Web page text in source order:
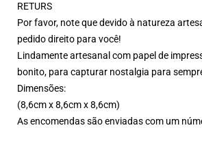
RETURS
Por favor, note que devido à natureza
pedido direito para você!
Lindamente artesanal com papel de
bonito, para capturar nostalgia para
Dimensões:
(8,6cm x 8,6cm x 8,6cm)
As encomendas são enviadas com um